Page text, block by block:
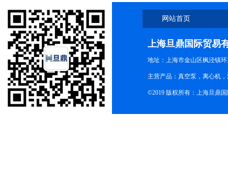
网站首页
上海旦鼎国际贸易
地址：上海市金山区枫泾镇
主营产品：真空泵，离心机
©2019 版权所有：上海旦鼎